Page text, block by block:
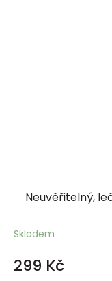
Neuvěřitelný,
Skladem
299 Kč